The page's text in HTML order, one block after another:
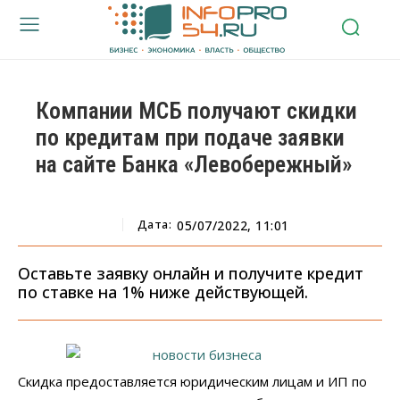
Компании МСБ получают скидки
по кредитам при подаче заявки
на сайте Банка «Левобережный»
Дата: 05/07/2022, 11:01
Оставьте заявку онлайн и получите кредит
по ставке на 1% ниже действующей.
Скидка предоставляется юридическим лицам и ИП по